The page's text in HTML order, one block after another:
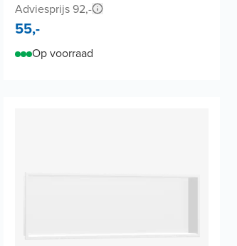
Adviesprijs 92,-
55,-
Op voorraad